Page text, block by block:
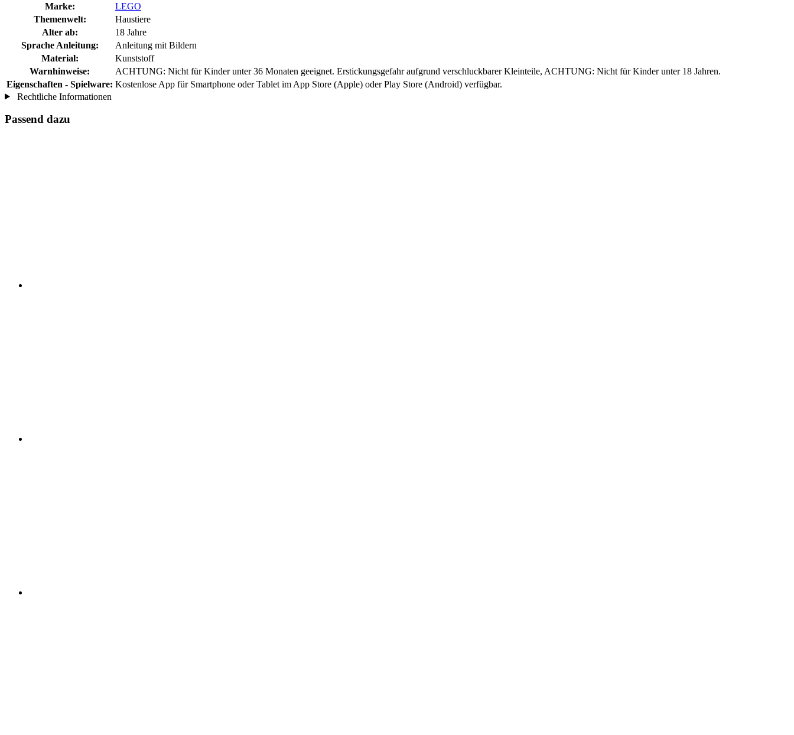
Marke:
LEGO
Themenwelt:
Haustiere
Alter ab:
18 Jahre
Sprache Anleitung:
Anleitung mit Bildern
Material:
Kunststoff
Warnhinweise:
ACHTUNG: Nicht für Kinder unter 36 Monaten geeignet. Erstickungsgefahr aufgrund verschluckbarer Kleinteile, ACHTUNG: Nicht für Kinder unter 18 Jahren.
Eigenschaften - Spielware: Kostenlose App für Smartphone oder Tablet im App Store (Apple) oder Play Store (Android) verfügbar.
Rechtliche Informationen
Passend dazu